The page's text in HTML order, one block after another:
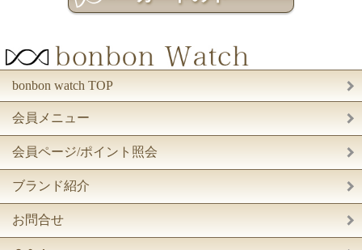
bonbon watch TOP
会員メニュー
会員ページ/ポイント照会
ブランド紹介
お問合せ